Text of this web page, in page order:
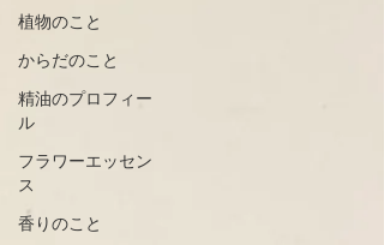
植物のこと
からだのこと
精油のプロフィー
ル
フラワーエッセン
ス
香りのこと